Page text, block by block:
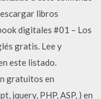
libros
digitales #01 – Los
gratis. Lee y
este listado.
gratuitos en
jquery, PHP, ASP, ) en